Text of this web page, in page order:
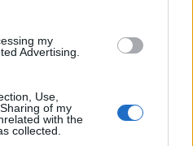
my
Advertising.
Use,
of my
with the
collected.